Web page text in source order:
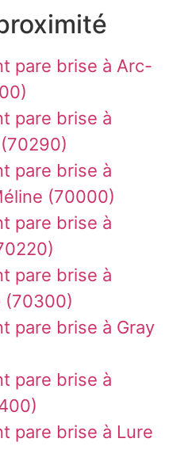
pare brise à Arc-
pare brise à
pare brise à
(70000)
pare brise à
pare brise à
(70300)
pare brise à Gray
pare brise à
pare brise à Lure